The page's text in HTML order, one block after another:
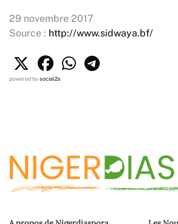
29 novembre 2017
Source : http://www.sidwaya.bf/
powered bysocial2s